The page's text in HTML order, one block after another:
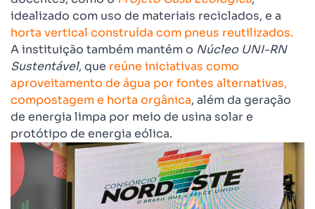
idealizado com uso de materiais reciclados, e a
horta vertical construída com pneus reutilizados.
A instituição também mantémo Núcleo UNI-RN
Sustentável, que reúne iniciativas como
aproveitamento de água por fontes alternativas,
compostagem e horta orgânica, além da geração
de energia limpa por meio de usina solar e
protótipo de energia eólica.